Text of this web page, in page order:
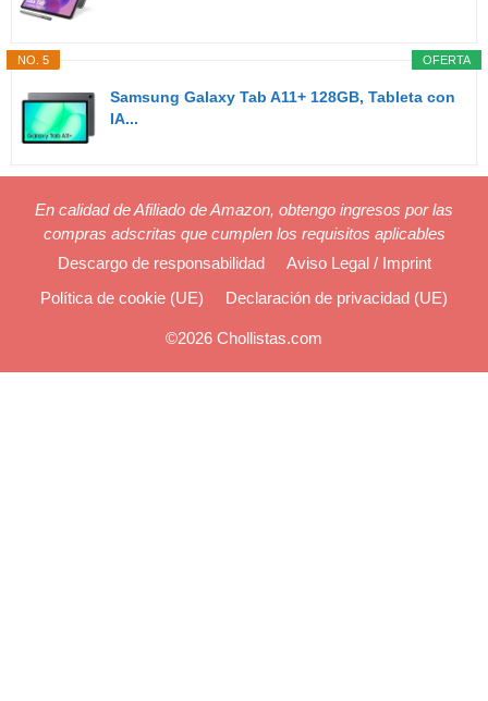
OFERTA
NO. 5
Samsung Galaxy Tab A11+ 128GB, Tableta con
IA...
En calidad de Afiliado de Amazon, obtengo ingresos por las
compras adscritas que cumplen los requisitos aplicables
Descargo de responsabilidad
Aviso Legal / Imprint
Política de cookie (UE)
Declaración de privacidad (UE)
©2026 Chollistas.com